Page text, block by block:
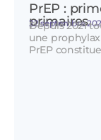
PrEP :
primaires
22 septembre
Depuis 2021
une
PrEP